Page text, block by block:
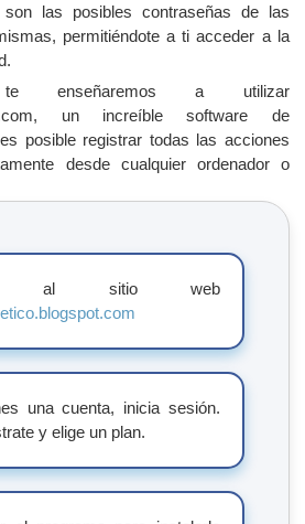
las posibles contraseñas de las
permitiéndote a ti acceder a la
enseñaremos a utilizar
un increíble software de
posible registrar todas las acciones
desde cualquier ordenador o
al sitio web
una cuenta, inicia sesión.
y elige un plan.